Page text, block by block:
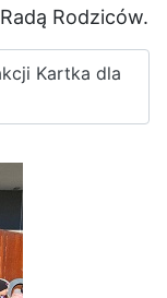
Rodziców.
Kartka dla